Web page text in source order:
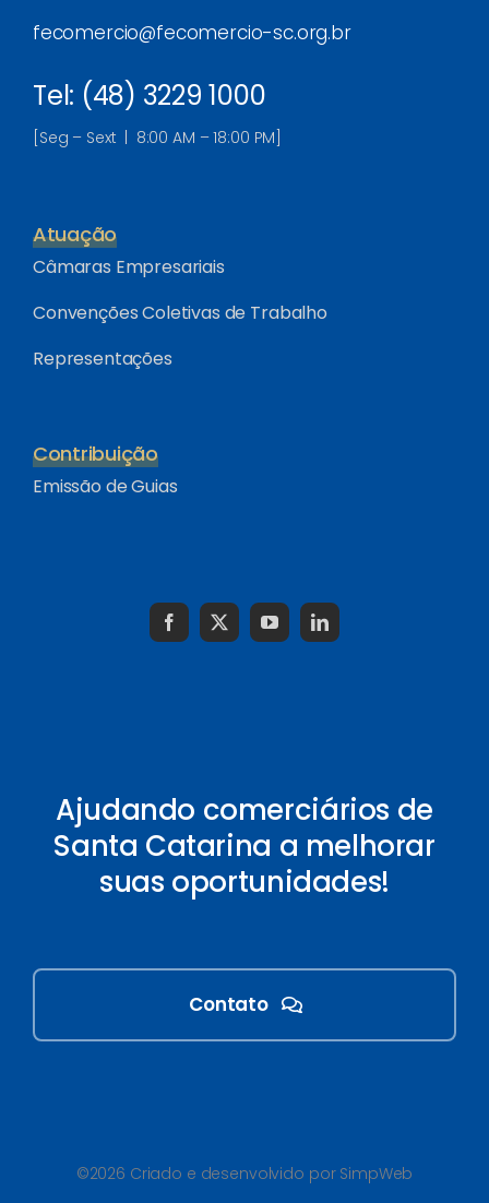
fecomercio@fecomercio-sc.org.br
Tel: (48) 3229 1000
[Seg – Sext | 8:00 AM – 18:00 PM]
Atuação
Câmaras Empresariais
Convenções Coletivas de Trabalho
Representações
Contribuição
Emissão de Guias
Ajudando comerciários de
Santa Catarina a melhorar
suas oportunidades!
Contato
©2026 Criado e desenvolvido por SimpWeb